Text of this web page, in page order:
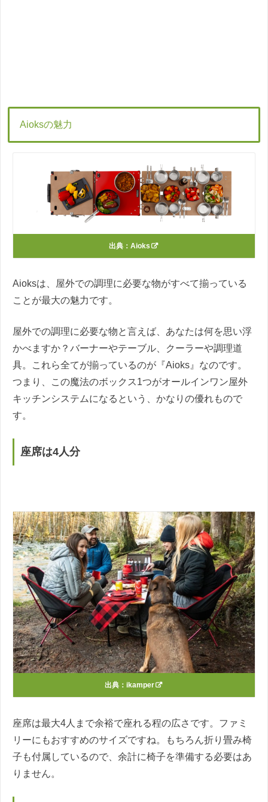
Aioksの魅力
出典： Aioks
Aioksは、屋外での調理に必要な物がすべて揃っている
ことが最大の魅力です。
屋外での調理に必要な物と言えば、あなたは何を思い浮
かべますか？バーナーやテーブル、クーラーや調理道
具。これら全てが揃っているのが『Aioks』なのです。
つまり、この魔法のボックス1つがオールインワン屋外
キッチンシステムになるという、かなりの優れもので
す。
座席は4人分
出典： ikamper
座席は最大4人まで余裕で座れる程の広さです。ファミ
リーにもおすすめのサイズですね。もちろん折り畳み椅
子も付属しているので、余計に椅子を準備する必要はあ
りません。